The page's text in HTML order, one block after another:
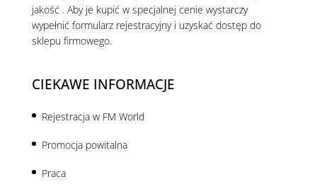
jakość . Aby je kupić w specjalnej cenie wystarczy
wypełnić formularz rejestracyjny i uzyskać dostęp do
sklepu firmowego.
CIEKAWE INFORMACJE
Rejestracja w FM World
Promocja powitalna
Praca